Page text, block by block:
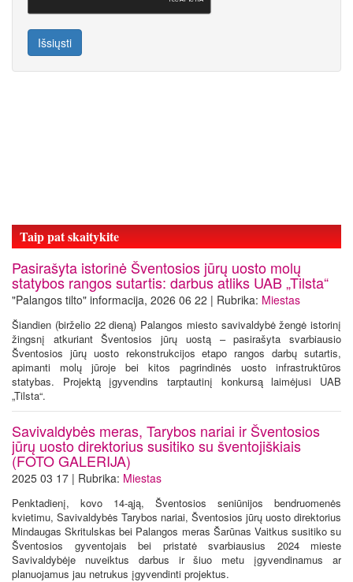
Išsiųsti
Taip pat skaitykite
Pasirašyta istorinė Šventosios jūrų uosto molų
statybos rangos sutartis: darbus atliks UAB „Tilsta“
"Palangos tilto" informacija, 2026 06 22 | Rubrika: Miestas
Šiandien (birželio 22 dieną) Palangos miesto savivaldybė žengė istorinį
žingsnį atkuriant Šventosios jūrų uostą – pasirašyta svarbiausio
Šventosios jūrų uosto rekonstrukcijos etapo rangos darbų sutartis,
apimanti molų jūroje bei kitos pagrindinės uosto infrastruktūros
statybas. Projektą įgyvendins tarptautinį konkursą laimėjusi UAB
„Tilsta“.
Savivaldybės meras, Tarybos nariai ir Šventosios
jūrų uosto direktorius susitiko su šventojiškiais
(FOTO GALERIJA)
2025 03 17 | Rubrika: Miestas
Penktadienį, kovo 14-ąją, Šventosios seniūnijos bendruomenės
kvietimu, Savivaldybės Tarybos nariai, Šventosios jūrų uosto direktorius
Mindaugas Skritulskas bei Palangos meras Šarūnas Vaitkus susitiko su
Šventosios gyventojais bei pristatė svarbiausius 2024 mieste
Savivaldybėje nuveiktus darbus ir šiuo metu įgyvendinamus ar
planuojamus jau netrukus įgyvendinti projektus.